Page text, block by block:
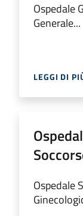
Ospedale
Generale...
LEGGI DI
Ospedale